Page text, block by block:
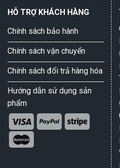
HỖ TRỢ KHÁCH HÀNG
Chính sách bảo hành
Chính sách vận chuyển
Chính sách đổi trả hàng hóa
Hướng dẫn sử dụng sản
phẩm